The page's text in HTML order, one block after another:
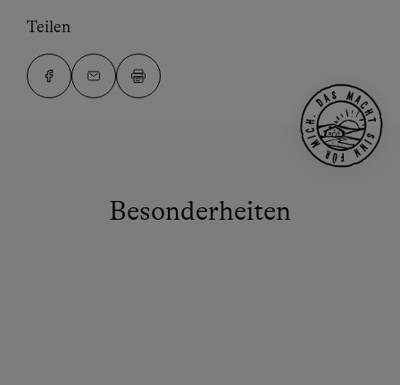
Teilen
Besonderheiten